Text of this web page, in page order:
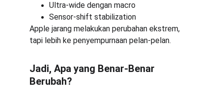
Ultra-wide dengan macro
Sensor-shift stabilization
Apple jarang melakukan perubahan ekstrem,
tapi lebih ke penyempurnaan pelan-pelan.
Jadi, Apa yang Benar-Benar
Berubah?